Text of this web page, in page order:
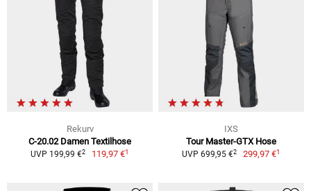
Rekurv
C-20.02 Damen Textilhose
UVP 199,99 €2 119,97 €1
IXS
Tour Master-GTX Hose
UVP 699,95 €2 299,97 €1